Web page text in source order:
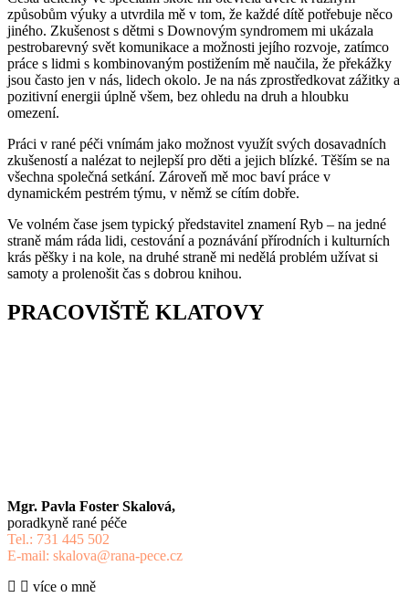
způsobům výuky a utvrdila mě v tom, že každé dítě potřebuje něco
jiného. Zkušenost s dětmi s Downovým syndromem mi ukázala
pestrobarevný svět komunikace a možnosti jejího rozvoje, zatímco
práce s lidmi s kombinovaným postižením mě naučila, že překážky
jsou často jen v nás, lidech okolo. Je na nás zprostředkovat zážitky a
pozitivní energii úplně všem, bez ohledu na druh a hloubku
omezení.
Práci v rané péči vnímám jako možnost využít svých dosavadních
zkušeností a nalézat to nejlepší pro děti a jejich blízké. Těším se na
všechna společná setkání. Zároveň mě moc baví práce v
dynamickém pestrém týmu, v němž se cítím dobře.
Ve volném čase jsem typický představitel znamení Ryb – na jedné
straně mám ráda lidi, cestování a poznávání přírodních i kulturních
krás pěšky i na kole, na druhé straně mi nedělá problém užívat si
samoty a prolenošit čas s dobrou knihou.
PRACOVIŠTĚ KLATOVY
Mgr. Pavla Foster Skalová,
poradkyně rané péče
Tel.: 731 445 502
E-mail: skalova@rana-pece.cz
více o mně